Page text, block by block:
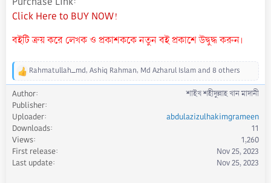
Click Here to BUY NOW!
বইটি ক্রয় করে লেখক ও প্রকাশককে নতুন বই প্রকাশে উদ্বুদ্ধ করুন।
R
e
a
c
t
i
o
n
s
Rahmatullah_md, Ashiq Rahman, Md Azharul Islamand 8 others
Author
শাইখ শহীদুল্লাহ খান মাদানী
Publisher
Uploader
abdulazizulhakimgrameen
Downloads
11
Views
1,260
First release
Nov 25, 2023
Last update
Nov 25, 2023